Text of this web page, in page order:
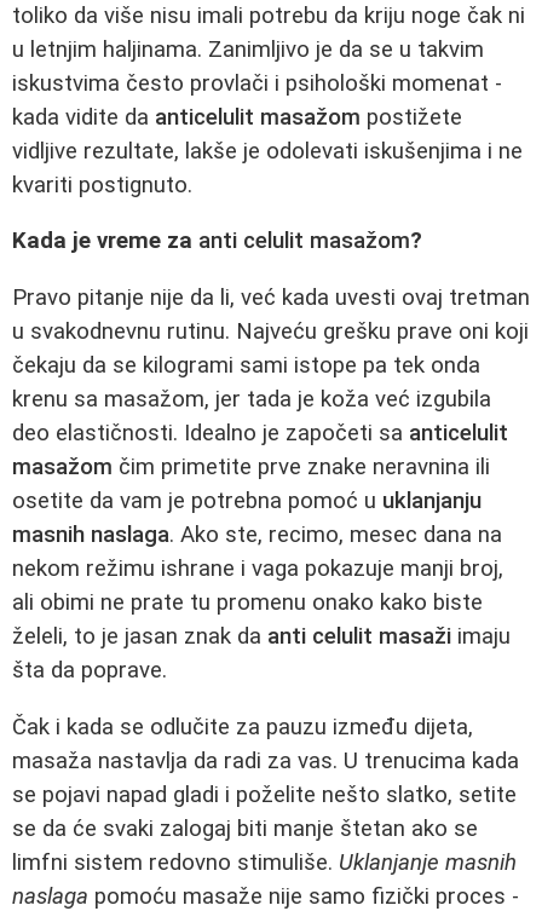
toliko da više nisu imali potrebu da kriju noge čak ni
u letnjim haljinama. Zanimljivo je da se u takvim
iskustvima često provlači i psihološki momenat -
kada vidite da anticelulit masažom postižete
vidljive rezultate, lakše je odolevati iskušenjima i ne
kvariti postignuto.
Kada je vreme za anti celulit masažom?
Pravo pitanje nije da li, već kada uvesti ovaj tretman
u svakodnevnu rutinu. Najveću grešku prave oni koji
čekaju da se kilogrami sami istope pa tek onda
krenu sa masažom, jer tada je koža već izgubila
deo elastičnosti. Idealno je započeti sa anticelulit
masažom čim primetite prve znake neravnina ili
osetite da vam je potrebna pomoć u uklanjanju
masnih naslaga. Ako ste, recimo, mesec dana na
nekom režimu ishrane i vaga pokazuje manji broj,
ali obimi ne prate tu promenu onako kako biste
želeli, to je jasan znak da anti celulit masaži imaju
šta da poprave.
Čak i kada se odlučite za pauzu između dijeta,
masaža nastavlja da radi za vas. U trenucima kada
se pojavi napad gladi i poželite nešto slatko, setite
se da će svaki zalogaj biti manje štetan ako se
limfni sistem redovno stimuliše. Uklanjanje masnih
naslaga pomoću masaže nije samo fizički proces -